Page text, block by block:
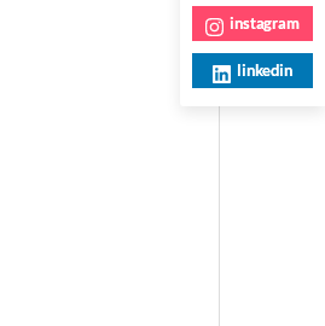
instagram
linkedin